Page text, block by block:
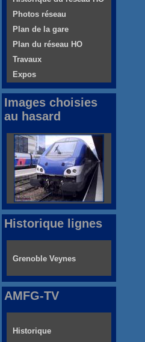
Photos réseau
Plan de la gare
Plan du réseau HO
Travaux
Expos
Images choisies
au hasard
Historique lignes
Grenoble Veynes
AMFG-TV
Historique